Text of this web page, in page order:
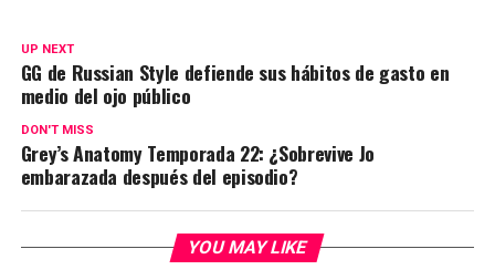
UP NEXT
GG de Russian Style defiende sus hábitos de gasto en
medio del ojo público
DON'T MISS
Grey’s Anatomy Temporada 22: ¿Sobrevive Jo
embarazada después del episodio?
YOU MAY LIKE